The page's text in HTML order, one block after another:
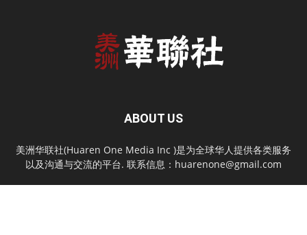
ABOUT US
美洲华联社(Huaren One Media Inc )是为全球华人提供各类服务
以及沟通与交流的平台. 联系信息： huarenone@gmail.com